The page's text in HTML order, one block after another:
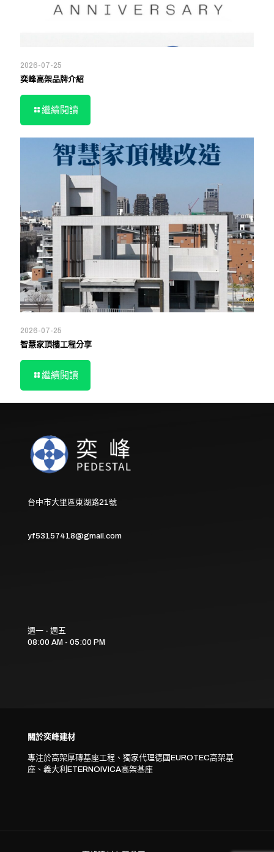
2026-07-25
奕峰高架品牌介紹
繼續閱讀
2026-07-25
智慧家頂樓工程分享
繼續閱讀
台中市大里區東湖路21號
yf53157418@gmail.com
週一 - 週五
08:00 AM - 05:00 PM
關於奕峰建材
專注於高架厚磚基座工程、獨家代理德國EUROTEC高架基
座、義大利ETERNOIVICA高架基座